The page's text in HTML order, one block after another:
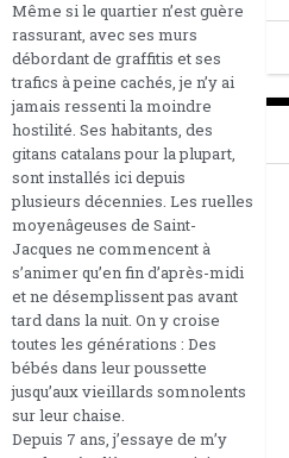
Même si le quartier n’est guère
rassurant, avec ses murs
débordant de graffitis et ses
trafics à peine cachés, je n’y ai
jamais ressenti la moindre
hostilité. Ses habitants, des
gitans catalans pour la plupart,
sont installés ici depuis
plusieurs décennies. Les ruelles
moyenâgeuses de Saint-
Jacques ne commencent à
s’animer qu’en fin d’après-midi
et ne désemplissent pas avant
tard dans la nuit. On y croise
toutes les générations : Des
bébés dans leur poussette
jusqu’aux vieillards somnolents
sur leur chaise.
Depuis 7 ans, j’essaye de m’y